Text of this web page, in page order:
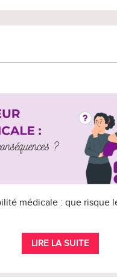
médicale : que risque
LIRE LA SUITE